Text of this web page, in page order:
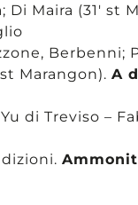
Di Maira (31′ st
Berbenni;
Marangon). A
di Treviso –